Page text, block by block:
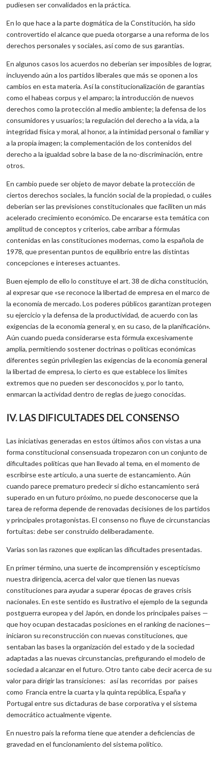
pudiesen ser convalidados en la práctica.
En lo que hace a la parte dogmática de la Constitución, ha sido
controvertido el alcance que pueda otorgarse a una reforma de los
derechos personales y sociales, así como de sus garantías.
En algunos casos los acuerdos no deberían ser imposibles de lograr,
incluyendo aún a los partidos liberales que más se oponen a los
cambios en esta materia. Así la constitucionalización de garan­tías
como el habeas corpus y el amparo; la introducción de nuevos
derechos como la protección al medio ambiente; la defensa de los
consumidores y usuarios; la regulación del derecho a la vida, a la
integridad física y moral, al honor, a la intimidad personal o fami­liar y
a la propia imagen; la complementación de los contenidos del
derecho a la igualdad sobre la base de la no-discriminación, entre
otros.
En cambio puede ser objeto de mayor debate la protección de
ciertos derechos sociales, la función social de la propiedad, o cuáles
deberían ser las previsiones constitucionales que faciliten un más
acelerado crecimiento económico. De encararse esta temática con
amplitud de conceptos y criterios, cabe arribar a fórmulas
contenidas en las constituciones modernas, como la española de
1978, que presentan puntos de equilibrio entre las distintas
concepciones e intereses actuantes.
Buen ejemplo de ello lo constituye el art. 38 de dicha constitución,
al expresar que «se reconoce la libertad de empresa en el marco de
la economía de mercado. Los poderes públicos garantizan protegen
su ejercicio y la defensa de la productividad, de acuerdo con las
exigencias de la economía general y, en su caso, de la planificación».
Aún cuando pueda considerarse esta fórmula excesivamente
amplia, permitiendo sostener doctrinas o políticas económicas
diferentes según privilegien las exigencias de la economía general
la libertad de empresa, lo cierto es que establece los límites
extremos que no pueden ser desconocidos y, por lo tanto,
enmarcan la actividad dentro de reglas de juego conocidas.
IV. LAS DIFICULTADES DEL CONSENSO
Las iniciativas generadas en estos últimos años con vistas a una
forma constitucional consensuada tropezaron con un conjunto de
dificultades políticas que han llevado al tema, en el momento de
escribirse este artículo, a una suerte de estancamiento. Aún
cuando parece prematuro predecir si dicho estancamiento será
superado en un futuro próximo, no puede desconocerse que la
tarea de reforma depende de renovadas decisiones de los partidos
y principales protagonistas. El consenso no fluye de circunstancias
fortuitas: debe ser construido deliberadamente.
Varias son las razones que explican las dificultades presentadas.
En primer término, una suerte de incomprensión y escepticismo
nuestra dirigencia, acerca del valor que tienen las nuevas
constituciones para ayudar a superar épocas de graves crisis
nacionales. En este sentido es ilustrativo el ejemplo de la segunda
postguerra europea y del Japón, en donde los principales países —
que hoy ocupan destacadas posiciones en el ranking de naciones—
iniciaron su reconstrucción con nuevas constituciones, que
sentaban las bases la organización del estado y de la sociedad
adaptadas a las nuevas circunstancias, prefigurando el modelo de
sociedad a alcanzar en el futuro. Otro tanto cabe decir acerca de su
valor para dirigir las transiciones: así las recorridas por países
como Francia entre la cuarta y la quinta república, España y
Portugal entre sus dictaduras de base corporativa y el sistema
democrático actualmente vigente.
En nuestro país la reforma tiene que atender a deficiencias de
gravedad en el funcionamiento del sistema político.